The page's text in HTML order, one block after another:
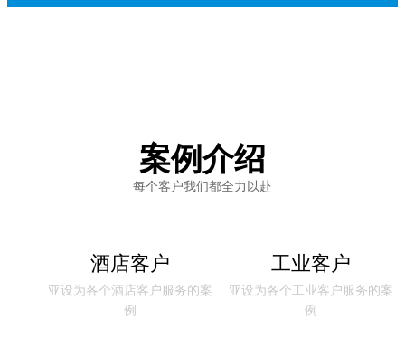
案例介绍
每个客户我们都全力以赴
酒店客户
亚设为各个酒店客户服务的案
例
工业客户
亚设为各个工业客户服务的案
例